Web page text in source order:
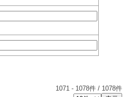
1071 - 1078件 / 1078件